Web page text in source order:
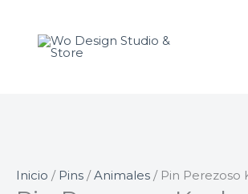
contenido
Inicio / Pins /Animales / Pin Perezoso
Perezoso